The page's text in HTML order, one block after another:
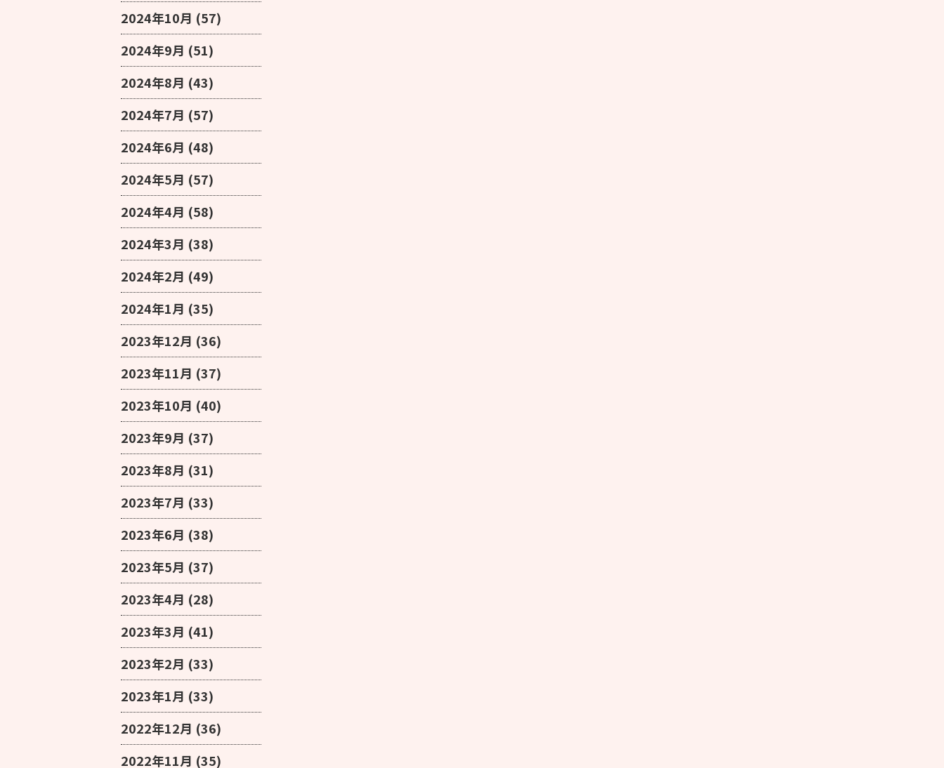
2024年10月 (57)
2024年9月 (51)
2024年8月 (43)
2024年7月 (57)
2024年6月 (48)
2024年5月 (57)
2024年4月 (58)
2024年3月 (38)
2024年2月 (49)
2024年1月 (35)
2023年12月 (36)
2023年11月 (37)
2023年10月 (40)
2023年9月 (37)
2023年8月 (31)
2023年7月 (33)
2023年6月 (38)
2023年5月 (37)
2023年4月 (28)
2023年3月 (41)
2023年2月 (33)
2023年1月 (33)
2022年12月 (36)
2022年11月 (35)